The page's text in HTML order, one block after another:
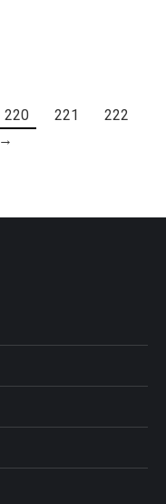
220 221
222
→